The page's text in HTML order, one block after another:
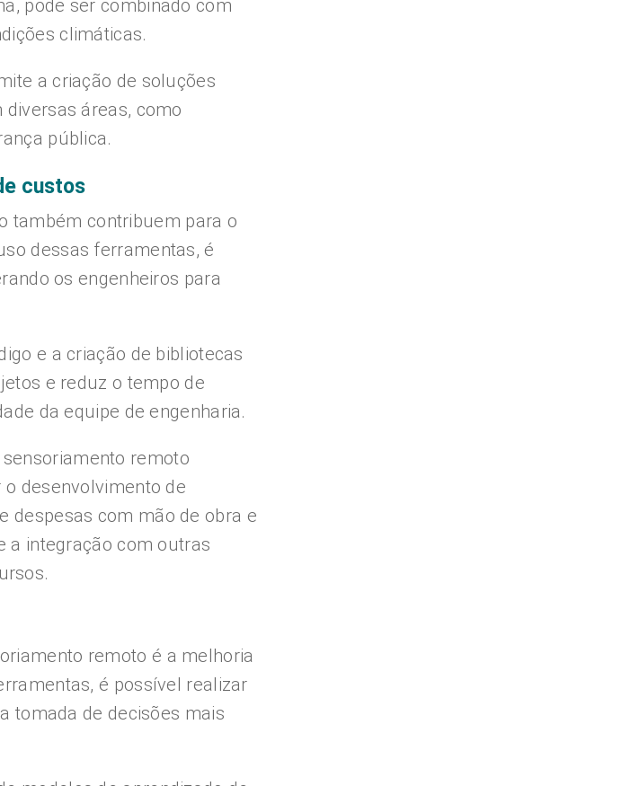
pode ser combinado com
climáticas.
a criação de soluções
áreas, como
pública.
custos
também contribuem para o
dessas ferramentas, é
os engenheiros para
e a criação de bibliotecas
e reduz o tempo de
da equipe de engenharia.
remoto
desenvolvimento de
despesas com mão de obra e
a integração com outras
remoto é a melhoria
é possível realizar
tomada de decisões mais